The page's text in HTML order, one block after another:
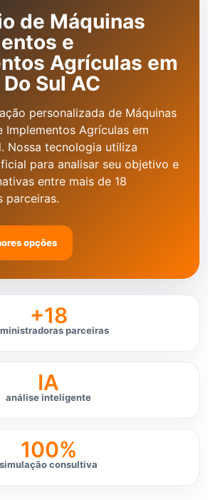
de Máquinas
e
Agrículas em
Sul AC
personalizada de Máquinas
Implementos Agrículas em
Nossa tecnologia utiliza
para analisar seu objetivo e
entre mais de 18
parceiras.
opções
+18
parceiras
IA
análise inteligente
100%
simulação consultiva